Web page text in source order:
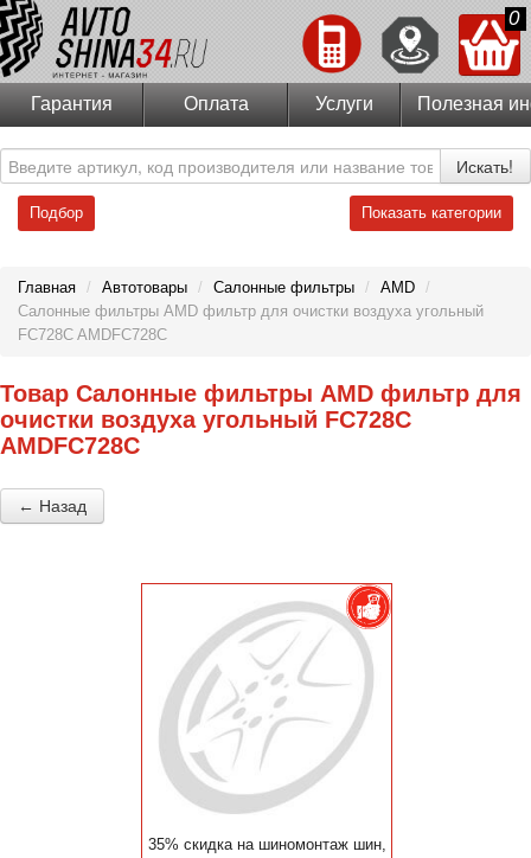
0
Гарантия Оплата Услуги Полезная
Искать!
Подбор Показать категории
Главная / Автотовары / Салонные фильтры / AMD /
Салонные фильтры AMD фильтр для очистки воздуха угольный
FC728C AMDFC728C
Товар Салонные фильтры AMD фильтр для
очистки воздуха угольный FC728C
AMDFC728C
← Назад
35% скидка на шиномонтаж шин,